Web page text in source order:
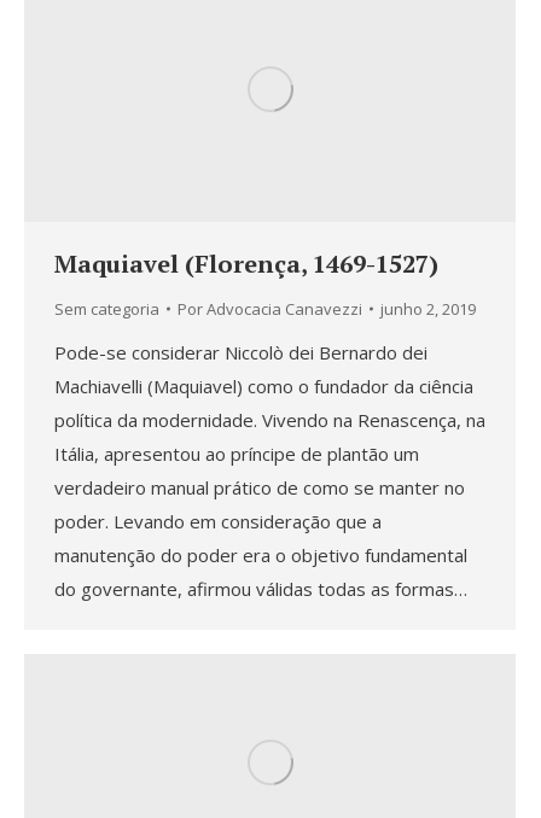
Maquiavel (Florença, 1469-1527)
Sem categoria PorAdvocacia Canavezzi junho 2, 2019
Pode-se considerar Niccolò dei Bernardo dei
Machiavelli (Maquiavel) como o fundador da ciência
política da modernidade. Vivendo na Renascença, na
Itália, apresentou ao príncipe de plantão um
verdadeiro manual prático de como se manter no
poder. Levando em consideração que a
manutenção do poder era o objetivo fundamental
do governante, afirmou válidas todas as formas…